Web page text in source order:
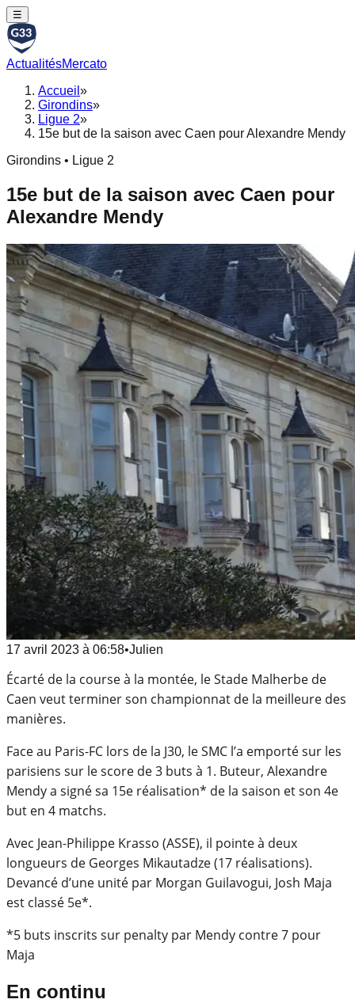
☰
ActualitésMercato
Accueil »
Girondins»
Ligue 2»
15e but de la saison avec Caen pour Alexandre Mendy
Girondins • Ligue 2
15e but de la saison avec Caen pour
Alexandre Mendy
17 avril 2023 à 06:58•Julien
Écarté de la course à la montée, le Stade Malherbe de
Caen veut terminer son championnat de la meilleure des
manières.
Face au Paris-FC lors de la J30, le SMC l’a emporté sur les
parisiens sur le score de 3 buts à 1. Buteur, Alexandre
Mendy a signé sa 15e réalisation* de la saison et son 4e
but en 4 matchs.
Avec Jean-Philippe Krasso (ASSE), il pointe à deux
longueurs de Georges Mikautadze (17 réalisations).
Devancé d’une unité par Morgan Guilavogui, Josh Maja
est classé 5e*.
*5 buts inscrits sur penalty par Mendy contre 7 pour
Maja
En continu